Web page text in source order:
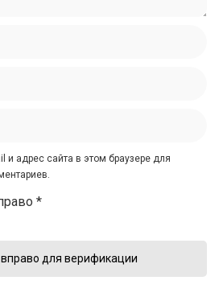
и адрес сайта в этом браузере для
*
для верификации